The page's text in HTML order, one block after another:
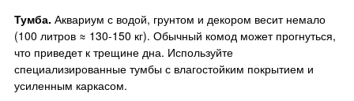
Тумба. Аквариум с водой, грунтом и декором весит немало
(100 литров ≈ 130-150 кг). Обычный комод может прогнуться,
что приведет к трещине дна. Используйте
специализированные тумбы с влагостойким покрытием и
усиленным каркасом.